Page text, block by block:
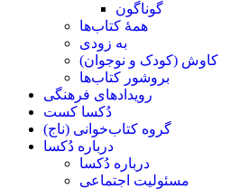
گوناگون
همۀ کتاب‌ها
به زودی
کاوش (کودک و ‌نوجوان)
بروشور کتاب‌ها
رویدادهای فرهنگی
دُکسا کست
گروه کتاب‌خوانی (ناج)
درباره دُکسا
درباره دُکسا
مسئولیت اجتماعی